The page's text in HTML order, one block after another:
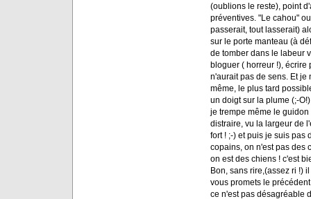
(oublions le reste), point
préventives. "Le cahou"
passerait, tout lasserait)
sur le porte manteau (à
de tomber dans le labeur
bloguer ( horreur !), écrire
n'aurait pas de sens. Et je
même, le plus tard
un doigt sur la plume (;-
je trempe même le
distraire, vu la largeur de
fort ! ;-) et puis je suis pas
copains, on n'est pas des
on est des chiens ! c'est
Bon, sans rire,(assez ri !)
vous promets le
ce n'est pas désagréable